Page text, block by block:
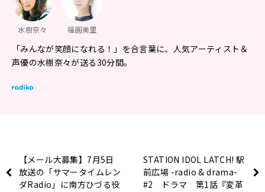
水樹奈々 福圓美里
「みんなが笑顔になれる！」を合言葉に、人気アーティスト＆
声優の水樹奈々が送る30分間。
【メール大募集】7月5日
放送の「サマータイムレン
ダRadio」に南方ひづる役
STATION IDOL LATCH! 駅
前広場 -radio & drama-
#2 ドラマ 第1話『変革